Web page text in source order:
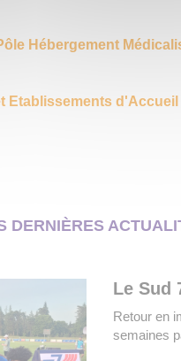
Hébergement
Etablissements
DERNIÈRES
Le Sud
Retour en
semaines